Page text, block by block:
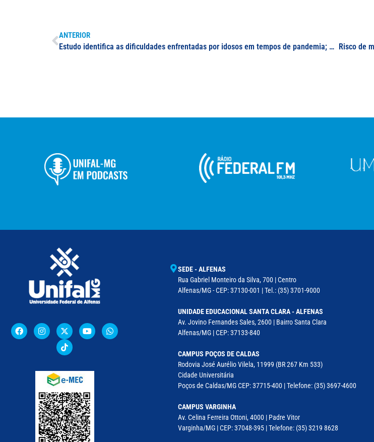
ANTERIOR
Estudo identifica as dificuldades enfrentadas por idosos em tempos de pandemia; medidas sanitárias como ficar em casa e usar máscara foram apontadas como as adaptações mais difíceis
SEDE - ALFENAS
Rua Gabriel Monteiro da Silva, 700 | Centro
Alfenas/MG - CEP: 37130-001 | Tel.: (35) 3701-9000
UNIDADE EDUCACIONAL SANTA CLARA - ALFENAS
Av. Jovino Fernandes Sales, 2600 | Bairro Santa Clara
Alfenas/MG | CEP: 37133-840
CAMPUS POÇOS DE CALDAS
Rodovia José Aurélio Vilela, 11999 (BR 267 Km 533)
Cidade Universitária
Poços de Caldas/MG CEP: 37715-400 | Telefone: (35) 3697-4600
CAMPUS VARGINHA
Av. Celina Ferreira Ottoni, 4000 | Padre Vitor
Varginha/MG | CEP: 37048-395 | Telefone: (35) 3219 8628